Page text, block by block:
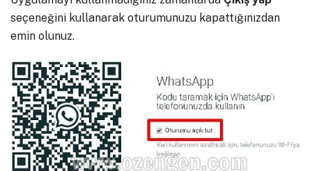
seçeneğini kullanarak oturumunuzu kapattığınızdan
emin olunuz.